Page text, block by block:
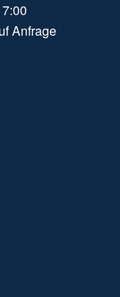
Anfrage